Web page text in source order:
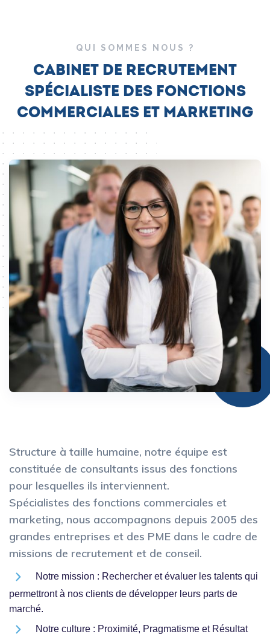
QUI SOMMES NOUS ?
Cabinet de recrutement
spécialiste des fonctions
commerciales et marketing
Structure à taille humaine, notre équipe est
constituée de consultants issus des fonctions
pour lesquelles ils interviennent.
Spécialistes des fonctions commerciales et
marketing, nous accompagnons depuis 2005 des
grandes entreprises et des PME dans le cadre de
missions de recrutement et de conseil.
Notre mission : Rechercher et évaluer les talents qui
permettront à nos clients de développer leurs parts de
marché.
Notre culture : Proximité, Pragmatisme et Résultat